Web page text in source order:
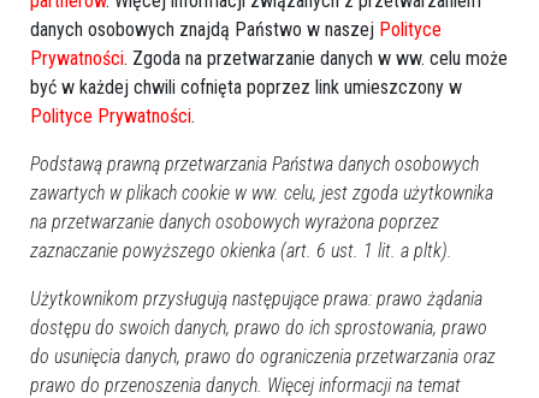
Młodzi wolą PiS i odwracają
się od PO
Wybory parlamentarne 2011:
Kiedy? Tylko trzy terminy są
możliwe?
PiS dogoniło Platformę.
Sensacyjny sondaż Homo
Homini
Wyborca Palikota ma
wykształcenie podstawowe
lub niższe
danych osobowych znajdą Państwo w naszej Polityce
Prywatności. Zgoda na przetwarzanie danych w ww. celu może
być w każdej chwili cofnięta poprzez link umieszczony w
Polityce Prywatności.
Podstawą prawną przetwarzania Państwa danych osobowych
zawartych w plikach cookie w ww. celu, jest zgoda użytkownika
na przetwarzanie danych osobowych wyrażona poprzez
zaznaczanie powyższego okienka (art. 6 ust. 1 lit. a pltk).
Użytkownikom przysługują następujące prawa: prawo żądania
dostępu do swoich danych, prawo do ich sprostowania, prawo
do usunięcia danych, prawo do ograniczenia przetwarzania oraz
prawo do przenoszenia danych. Więcej informacji na temat